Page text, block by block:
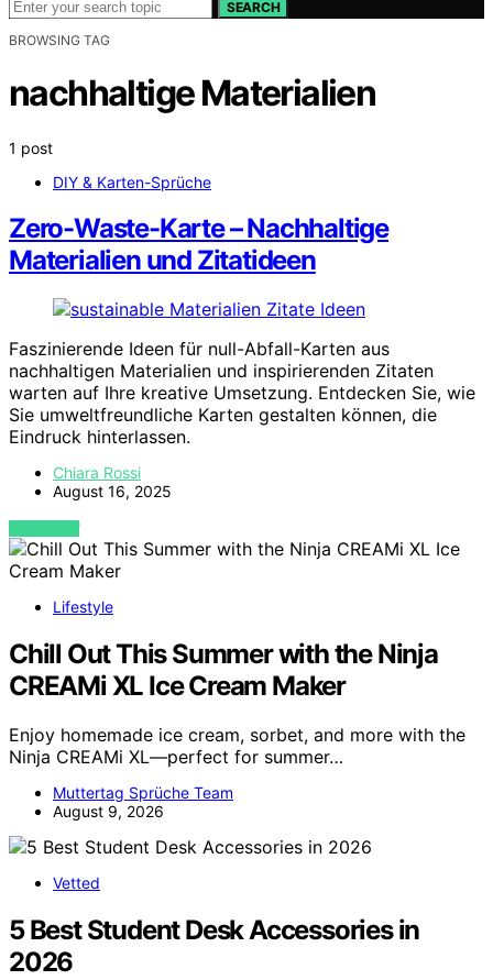
SEARCH
BROWSING TAG
nachhaltige Materialien
1 post
DIY & Karten-Sprüche
Zero-Waste-Karte – Nachhaltige
Materialien und Zitatideen
Faszinierende Ideen für null-Abfall-Karten aus
nachhaltigen Materialien und inspirierenden Zitaten
warten auf Ihre kreative Umsetzung. Entdecken Sie, wie
Sie umweltfreundliche Karten gestalten können, die
Eindruck hinterlassen.
Chiara Rossi
August 16, 2025
VIEW POST
Lifestyle
Chill Out This Summer with the Ninja
CREAMi XL Ice Cream Maker
Enjoy homemade ice cream, sorbet, and more with the
Ninja CREAMi XL—perfect for summer…
Muttertag Sprüche Team
August 9, 2026
Vetted
5 Best Student Desk Accessories in
2026